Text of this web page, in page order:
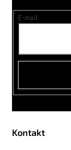
E-mail
Kontakt